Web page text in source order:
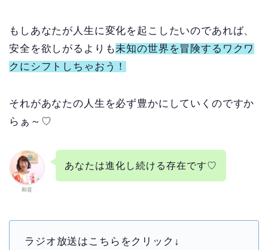
もしあなたが人生に変化を起こしたいのであれば、
安全を欲しがるよりも未知の世界を冒険するワクワ
クにシフトしちゃおう！
それがあなたの人生を必ず豊かにしていくのですか
らぁ～♡
和音
あなたは進化し続ける存在です♡
ラジオ放送はこちらをクリック↓